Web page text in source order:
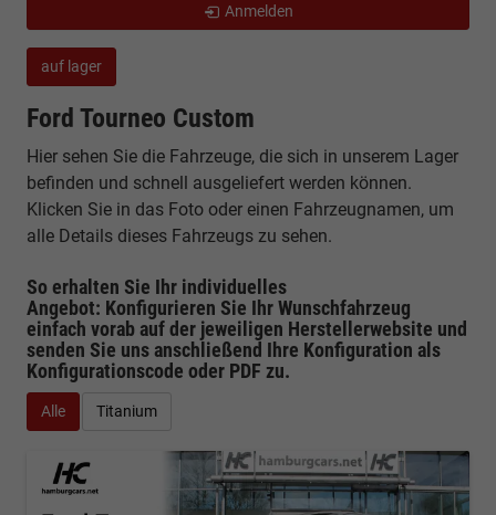
auf lager
Ford Tourneo Custom
Hier sehen Sie die Fahrzeuge, die sich in unserem Lager
befinden und schnell ausgeliefert werden können.
Klicken Sie in das Foto oder einen Fahrzeugnamen, um
alle Details dieses Fahrzeugs zu sehen.
So erhalten Sie Ihr individuelles
Angebot: Konfigurieren Sie Ihr Wunschfahrzeug
einfach vorab auf der jeweiligen Herstellerwebsite und
senden Sie uns anschließend Ihre Konfiguration als
Konfigurationscode oder PDF zu.
Alle Titanium
Anmelden